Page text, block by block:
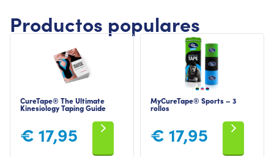
Productos populares
CureTape® The Ultimate
Kinesiology Taping Guide
€ 17,95
MyCureTape® Sports – 3
rollos
€ 17,95